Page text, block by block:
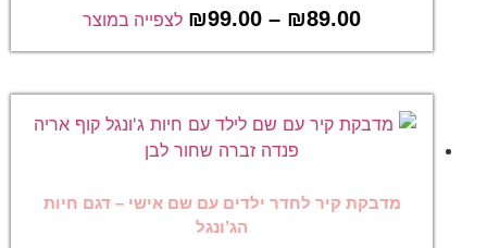
₪89.00
–
₪99.00 לצפייה במוצר
מדבקת קיר לחדר ילדים עם שם אישי – דגם חיות
הג’ונגל